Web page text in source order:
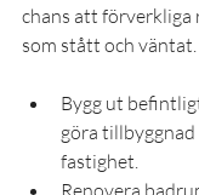
chans att
som stått och
Bygg ut
göra
fastighet.
Renovera